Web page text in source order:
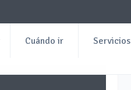
Cuándo ir Servicios